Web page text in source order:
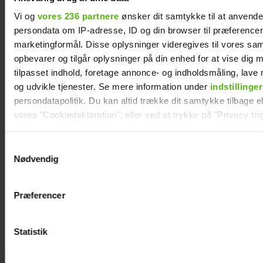
Vi og vores 236 partnere ønsker dit samtykke til at
persondata om IP-adresse, ID og din browser til
marketingformål. Disse oplysninger videregives til vores
opbevarer og tilgår oplysninger på din enhed for at vise dig
tilpasset indhold, foretage annonce- og indholdsmåling, lave
og udvikle tjenester. Se mere information under indstillinger
persondatapolitik. Du kan altid trække dit samtykke tilbage
vores "Cookiedeklaration", eller ved at trykke på "Privacy
Vi anvender egne cookies og cookies fra tredjeparter til at
generere statistik og huske dine præferencer samt til brug
Nødvendig
Præferencer
Statistik
nervøs!